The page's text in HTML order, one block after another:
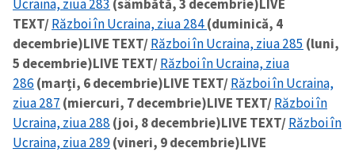
Ucraina, ziua 283 (sâmbătă, 3 decembrie)LIVE
TEXT/Război în Ucraina, ziua 284(duminică, 4
decembrie)LIVE TEXT/Război în Ucraina, ziua 285 (luni,
5 decembrie)LIVE TEXT/Război în Ucraina, ziua
286 (marți, 6 decembrie)LIVE TEXT/Război în Ucraina,
ziua 287 (miercuri, 7 decembrie)LIVE TEXT/Război în
Ucraina, ziua 288 (joi, 8 decembrie)LIVE TEXT/Război în
Ucraina, ziua 289(vineri, 9 decembrie)LIVE